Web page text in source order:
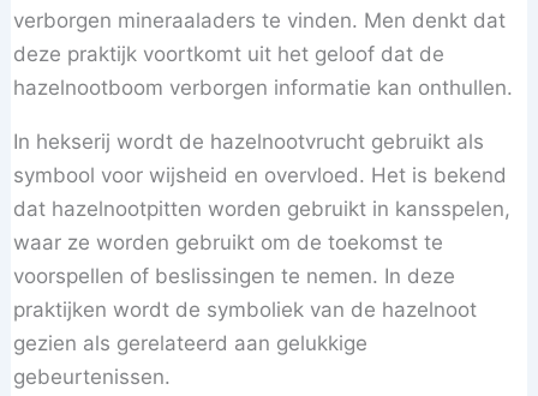
verborgen mineraaladers te vinden. Men denkt dat
deze praktijk voortkomt uit het geloof dat de
hazelnootboom verborgen informatie kan onthullen.
In hekserij wordt de hazelnootvrucht gebruikt als
symbool voor wijsheid en overvloed. Het is bekend
dat hazelnootpitten worden gebruikt in kansspelen,
waar ze worden gebruikt om de toekomst te
voorspellen of beslissingen te nemen. In deze
praktijken wordt de symboliek van de hazelnoot
gezien als gerelateerd aan gelukkige
gebeurtenissen.